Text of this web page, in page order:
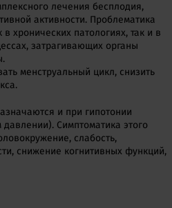
лечения бесплодия,
активности. Проблематика
хронических патологиях, так и в
затрагивающих органы
менструальный цикл, снизить
и при гипотонии
Симптоматика этого
слабость,
снижение когнитивных функций,